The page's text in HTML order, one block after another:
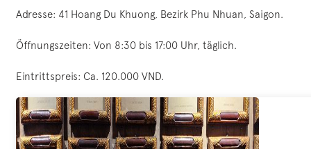
Adresse: 41 Hoang Du Khuong, Bezirk Phu Nhuan, Saigon.
Öffnungszeiten: Von 8:30 bis 17:00 Uhr, täglich.
Eintrittspreis: Ca. 120.000 VND.